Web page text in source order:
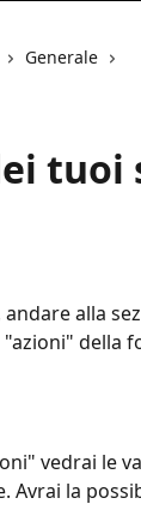
Generale
tuoi
alla
della
vedrai le
la